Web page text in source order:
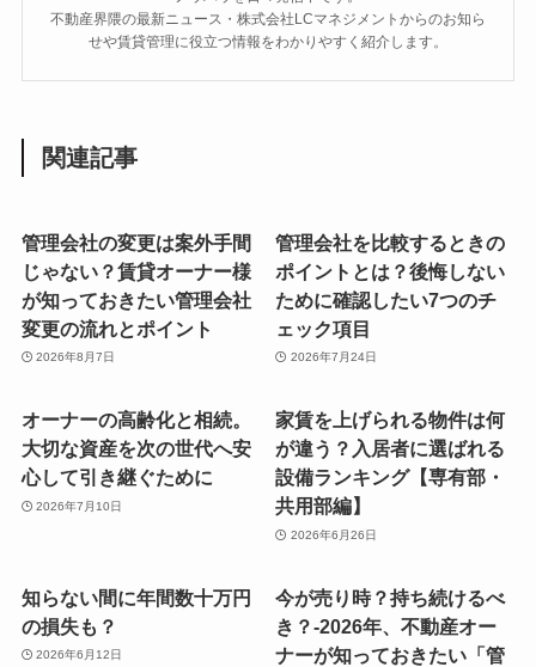
不動産界隈の最新ニュース・株式会社LCマネジメントからのお知ら
せや賃貸管理に役立つ情報をわかりやすく紹介します。
関連記事
管理会社の変更は案外手間
じゃない？賃貸オーナー様
が知っておきたい管理会社
変更の流れとポイント
2026年8月7日
管理会社を比較するときの
ポイントとは？後悔しない
ために確認したい7つのチ
ェック項目
2026年7月24日
オーナーの高齢化と相続。
大切な資産を次の世代へ安
心して引き継ぐために
2026年7月10日
家賃を上げられる物件は何
が違う？入居者に選ばれる
設備ランキング【専有部・
共用部編】
2026年6月26日
知らない間に年間数十万円
の損失も？
2026年6月12日
今が売り時？持ち続けるべ
き？-2026年、不動産オー
ナーが知っておきたい「管